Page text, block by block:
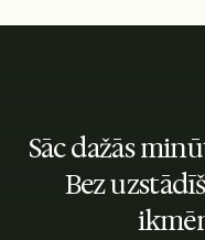
Sāc dažās
Bez